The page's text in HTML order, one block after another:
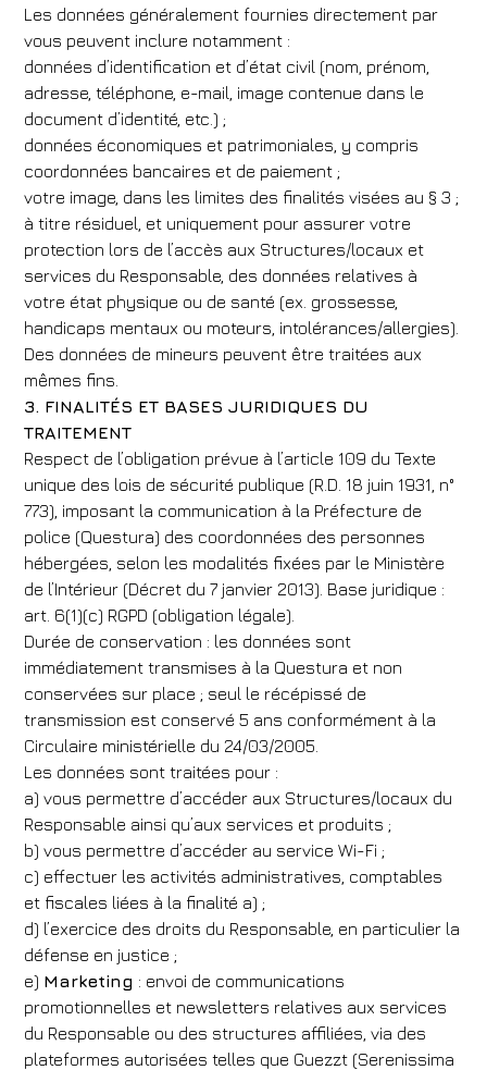
Les données généralement fournies directement par
vous peuvent inclure notamment :
données d’identification et d’état civil (nom, prénom,
adresse, téléphone, e-mail, image contenue dans le
document d’identité, etc.) ;
données économiques et patrimoniales, y compris
coordonnées bancaires et de paiement ;
votre image, dans les limites des finalités visées au § 3 ;
à titre résiduel, et uniquement pour assurer votre
protection lors de l’accès aux Structures/locaux et
services du Responsable, des données relatives à
votre état physique ou de santé (ex. grossesse,
handicaps mentaux ou moteurs, intolérances/allergies).
Des données de mineurs peuvent être traitées aux
mêmes fins.
3. FINALITÉS ET BASES JURIDIQUES DU
TRAITEMENT
Respect de l’obligation prévue à l’article 109 du Texte
unique des lois de sécurité publique (R.D. 18 juin 1931, n°
773), imposant la communication à la Préfecture de
police (Questura) des coordonnées des personnes
hébergées, selon les modalités fixées par le Ministère
de l’Intérieur (Décret du 7 janvier 2013). Base juridique :
art. 6(1)(c) RGPD (obligation légale).
Durée de conservation : les données sont
immédiatement transmises à la Questura et non
conservées sur place ; seul le récépissé de
transmission est conservé 5 ans conformément à la
Circulaire ministérielle du 24/03/2005.
Les données sont traitées pour :
a) vous permettre d’accéder aux Structures/locaux du
Responsable ainsi qu’aux services et produits ;
b) vous permettre d’accéder au service Wi-Fi ;
c) effectuer les activités administratives, comptables
et fiscales liées à la finalité a) ;
d) l’exercice des droits du Responsable, en particulier la
défense en justice ;
e) Marketing : envoi de communications
promotionnelles et newsletters relatives aux services
du Responsable ou des structures affiliées, via des
plateformes autorisées telles que Guezzt (Serenissima